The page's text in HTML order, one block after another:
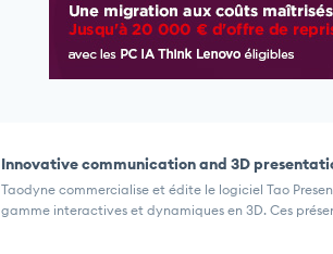
Innovative communication and 3D
Taodyne commercialise et édite le logiciel Tao
gamme interactives et dynamiques en 3D. Ces